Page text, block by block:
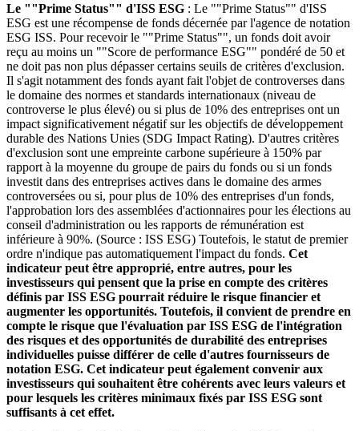
Le ""Prime Status"" d'ISS ESG : Le ""Prime Status"" d'ISS
ESG est une récompense de fonds décernée par l'agence de notation
ESG ISS. Pour recevoir le ""Prime Status"", un fonds doit avoir
reçu au moins un ""Score de performance ESG"" pondéré de 50 et
ne doit pas non plus dépasser certains seuils de critères d'exclusion.
Il s'agit notamment des fonds ayant fait l'objet de controverses dans
le domaine des normes et standards internationaux (niveau de
controverse le plus élevé) ou si plus de 10% des entreprises ont un
impact significativement négatif sur les objectifs de développement
durable des Nations Unies (SDG Impact Rating). D'autres critères
d'exclusion sont une empreinte carbone supérieure à 150% par
rapport à la moyenne du groupe de pairs du fonds ou si un fonds
investit dans des entreprises actives dans le domaine des armes
controversées ou si, pour plus de 10% des entreprises d'un fonds,
l'approbation lors des assemblées d'actionnaires pour les élections au
conseil d'administration ou les rapports de rémunération est
inférieure à 90%. (Source : ISS ESG) Toutefois, le statut de premier
ordre n'indique pas automatiquement l'impact du fonds. Cet
indicateur peut être approprié, entre autres, pour les
investisseurs qui pensent que la prise en compte des critères
définis par ISS ESG pourrait réduire le risque financier et
augmenter les opportunités. Toutefois, il convient de prendre en
compte le risque que l'évaluation par ISS ESG de l'intégration
des risques et des opportunités de durabilité des entreprises
individuelles puisse différer de celle d'autres fournisseurs de
notation ESG. Cet indicateur peut également convenir aux
investisseurs qui souhaitent être cohérents avec leurs valeurs et
pour lesquels les critères minimaux fixés par ISS ESG sont
suffisants à cet effet.